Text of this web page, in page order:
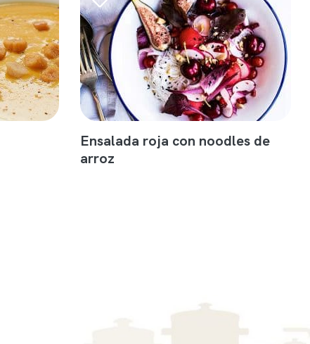
Ensalada roja con noodles de
arroz